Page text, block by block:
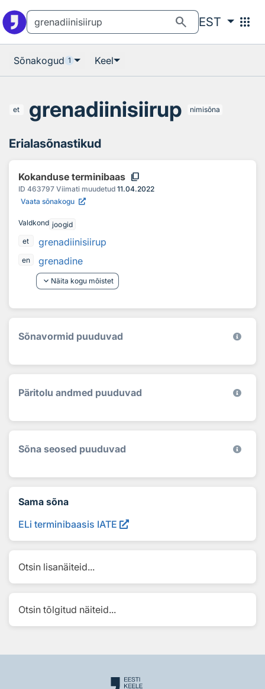
search EST apps
Sõnakogud 1 Keel
et grenadiinisiirup nimisõna
Erialasõnastikud
Kokanduse terminibaas content_copy
ID 463797 Viimati muudetud 11.04.2022
Vaata sõnakogu
Valdkond joogid
et
grenadiinisiirup
en
grenadine
keyboard_arrow_down Näita kogu mõistet
Sõnavormid puuduvad
Päritolu andmed puuduvad
Sõna seosed puuduvad
Sama sõna
ELi terminibaasis IATE
Otsin lisanäiteid...
Otsin tõlgitud näiteid...